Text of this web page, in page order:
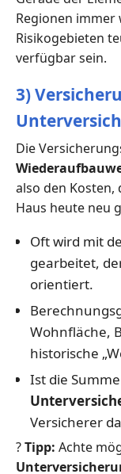
Regionen immer
Risikogebieten
verfügbar sein.
3)
Die
also den
Haus heute neu
Oft wird mit
gearbeitet,
orientiert.
Wohnfläche,
historische
Ist die
Versicherer
?Tipp: Achte